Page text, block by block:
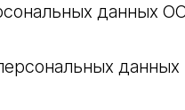
данных